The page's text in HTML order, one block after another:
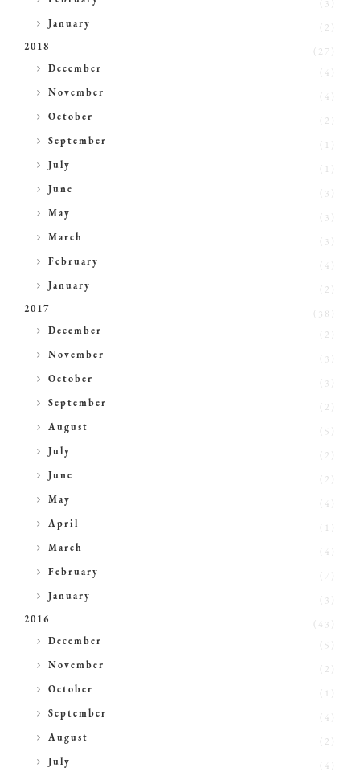
(3)
►
January
(2)
2018
(27)
►
December
(4)
►
November
(4)
►
October
(2)
►
September
►
July
►
June
(3)
►
May
(3)
►
March
(3)
►
February
(4)
►
January
(2)
2017
(38)
►
December
(2)
►
November
(3)
►
October
(3)
►
September
(2)
►
August
(5)
►
July
(2)
►
June
(2)
►
May
(4)
►
April
►
March
(4)
►
February
►
January
(3)
2016
(43)
►
December
(5)
►
November
(2)
►
October
►
September
(4)
►
August
(2)
►
July
(4)